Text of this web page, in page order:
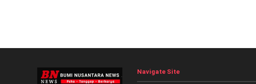
Navigate Site